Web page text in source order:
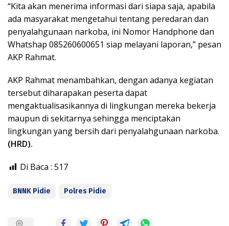
“Kita akan menerima informasi dari siapa saja, apabila
ada masyarakat mengetahui tentang peredaran dan
penyalahgunaan narkoba, ini Nomor Handphone dan
Whatshap 085260600651 siap melayani laporan,” pesan
AKP Rahmat.
AKP Rahmat menambahkan, dengan adanya kegiatan
tersebut diharapakan peserta dapat
mengaktualisasikannya di lingkungan mereka bekerja
maupun di sekitarnya sehingga menciptakan
lingkungan yang bersih dari penyalahgunaan narkoba.
(HRD).
Di Baca : 517
BNNK Pidie Polres Pidie